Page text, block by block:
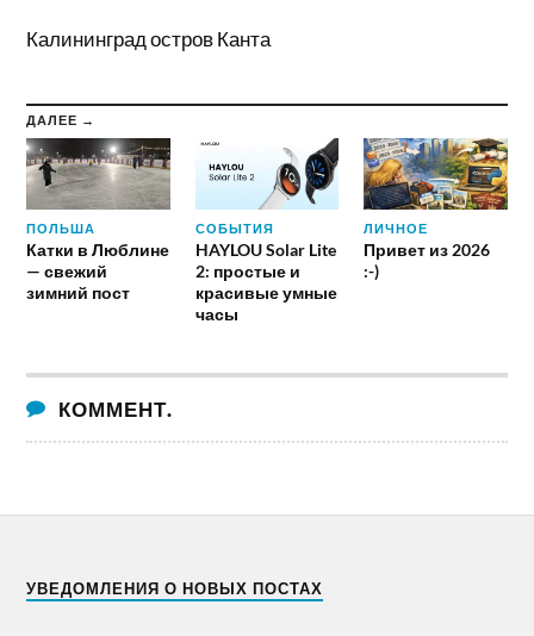
Калининград остров Канта
ДАЛЕЕ →
ПОЛЬША
Катки в Люблине
— свежий
зимний пост
СОБЫТИЯ
HAYLOU Solar Lite
2: простые и
красивые умные
часы
ЛИЧНОЕ
Привет из 2026
:-)
КОММЕНТ.
УВЕДОМЛЕНИЯ О НОВЫХ ПОСТАХ